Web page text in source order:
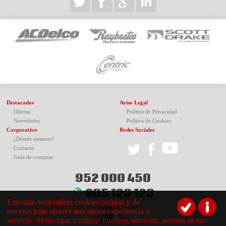
Destacados
Ofertas
Novedades
Corporativo
¿Dónde estamos?
Contacto
Guía de compras
Aviso Legal
Política de Privacidad
Política de Cookies
Redes Sociales
952 000 450
605 123 123
Este sitio web utiliza cookies propias y de
terceros para ofrecer una mejor experiencia y
servicio. Al navegar o utilizar nuestros servicios, aceptas el uso